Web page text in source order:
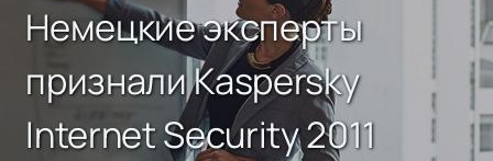
Немецкие эксперты
признали Kaspersky
Internet Security 2011